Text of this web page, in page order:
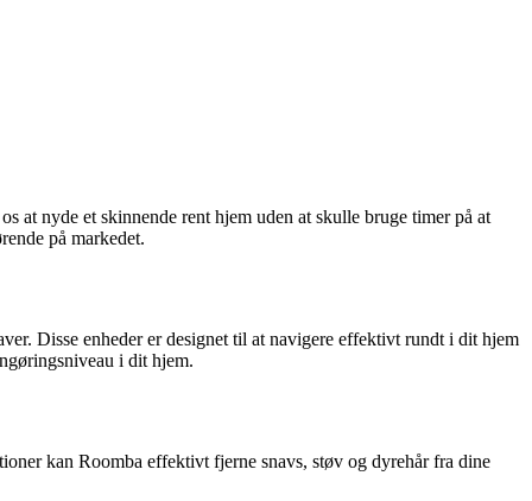
at nyde et skinnende rent hjem uden at skulle bruge timer på at
på markedet.
Disse enheder er designet til at navigere effektivt rundt i dit hjem
i dit hjem.
kan Roomba effektivt fjerne snavs, støv og dyrehår fra dine